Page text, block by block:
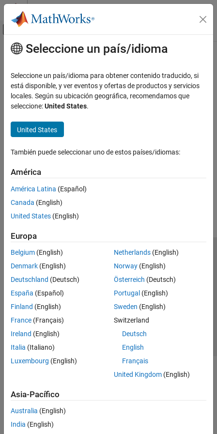
Saltar al contenido
Mostrar/ocultar menú de navegación
Inicio de Documentación
Contenido principal
How useful was this information?
Seleccione un país/idioma
Seleccione un país/idioma para obtener contenido traducido, si
está disponible, y ver eventos y ofertas de productos y servicios
locales. Según su ubicación geográfica, recomendamos que
seleccione:United States.
United States
También puede seleccionar uno de estos países/idiomas:
América
América Latina (Español)
Canada (English)
United States (English)
Europa
Belgium (English)
Denmark (English)
Deutschland (Deutsch)
España (Español)
Finland (English)
France (Français)
Ireland (English)
Italia (Italiano)
Luxembourg (English)
Netherlands(English)
Norway(English)
Österreich (Deutsch)
Portugal (English)
Sweden (English)
Switzerland
Deutsch
English
Français
United Kingdom(English)
Asia-Pacífico
Australia (English)
India (English)
Centro de confianza
Marcas comerciales
Política de privacidad
Antipiratería
Estado de las aplicaciones
Información de contacto
© 1994-2026 The MathWorks, Inc.
Seleccione un país/